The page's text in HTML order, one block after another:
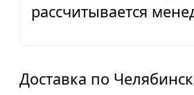
рассчитывается
Доставка по